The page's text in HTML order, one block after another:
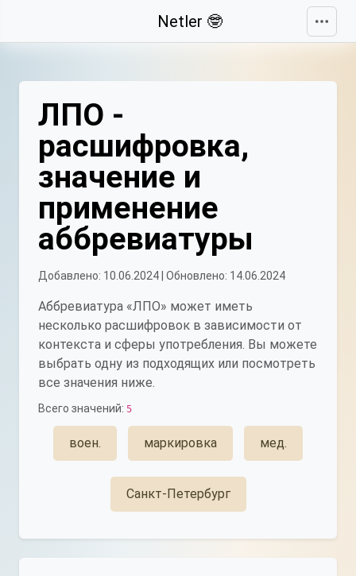
Netler 🤓
ЛПО -
расшифровка,
значение и
применение
аббревиатуры
Добавлено: 10.06.2024 | Обновлено: 14.06.2024
Аббревиатура «ЛПО» может иметь
несколько расшифровок в зависимости от
контекста и сферы употребления. Вы можете
выбрать одну из подходящих или посмотреть
все значения ниже.
Всего значений: 5
воен. маркировка мед.
Санкт-Петербург